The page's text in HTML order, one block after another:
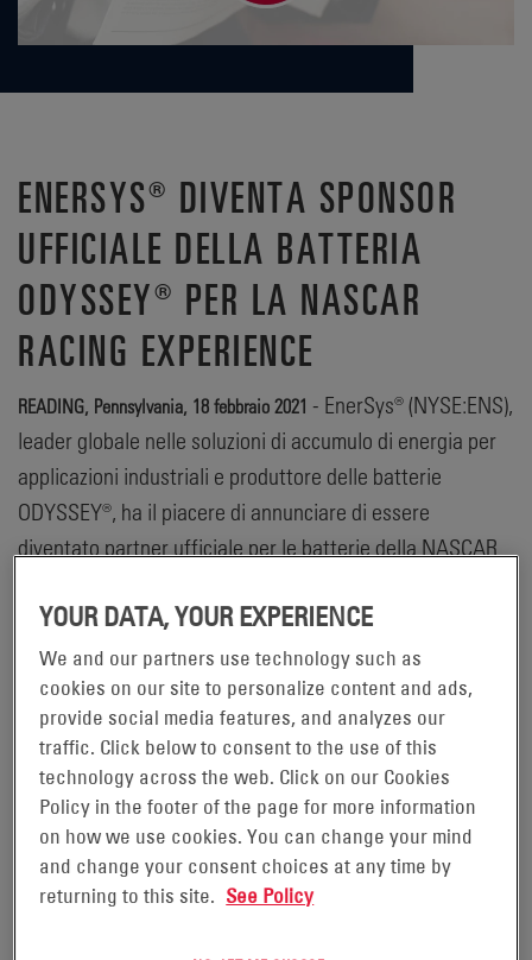
ENERSYS® DIVENTA SPONSOR
UFFICIALE DELLA BATTERIA
ODYSSEY® PER LA NASCAR
RACING EXPERIENCE
READING, Pennsylvania, 18 febbraio 2021 - EnerSys® (NYSE:ENS),
leader globale nelle soluzioni di accumulo di energia per
applicazioni industriali e produttore delle batterie
ODYSSEY®, ha il piacere di annunciare di essere
diventato partner ufficiale per le batterie della NASCAR
corse in Nord America. Nell'ambito di questo accordo
esclusivo, l'NRE alimenterà i suoi veicoli da corsa con
batterie ODYSSEY®, progettate con tecnologia Thin Plate
Pure Lead (TPPL), per fornire un'alimentazione
praticamente esente da manutenzione e di lunga durata.
Inoltre, un'auto da corsa a batteria ODYSSEY® totalmente
brandizzata sarà presente in uno dei principali circuiti di
velocità della nazione, il Charlotte Motor Speedway
(Concord, Carolina del Nord) e sarà a disposizione dei
YOUR DATA, YOUR EXPERIENCE
We and our partners use technology such as
cookies on our site to personalize content and ads,
provide social media features, and analyzes our
traffic. Click below to consent to the use of this
technology across the web. Click on our Cookies
Policy in the footer of the page for more information
on how we use cookies. You can change your mind
and change your consent choices at any time by
returning to this site. See Policy